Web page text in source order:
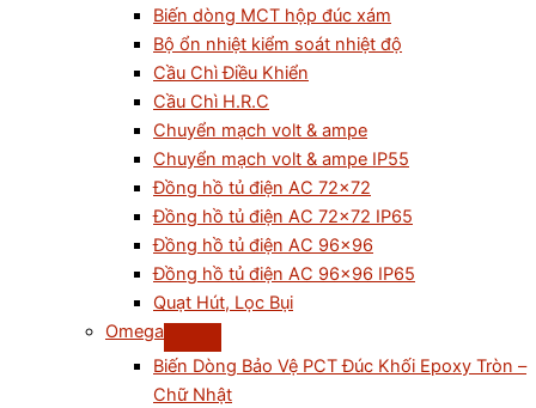
Biến dòng MCT hộp đúc xám
Bộ ổn nhiệt kiểm soát nhiệt độ
Cầu Chì Điều Khiển
Cầu Chì H.R.C
Chuyển mạch volt & ampe
Chuyển mạch volt & ampe IP55
Đồng hồ tủ điện AC 72×72
Đồng hồ tủ điện AC 72×72 IP65
Đồng hồ tủ điện AC 96×96
Đồng hồ tủ điện AC 96×96 IP65
Quạt Hút, Lọc Bụi
Omega
Biến Dòng Bảo Vệ PCT Đúc Khối Epoxy Tròn –
Chữ Nhật